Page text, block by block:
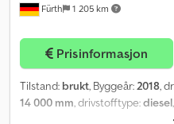
Fürth 1 205 km
Prisinformasjon
Tilstand: brukt, Byggeår:2018,
14 000 mm, drivstofftype:diesel